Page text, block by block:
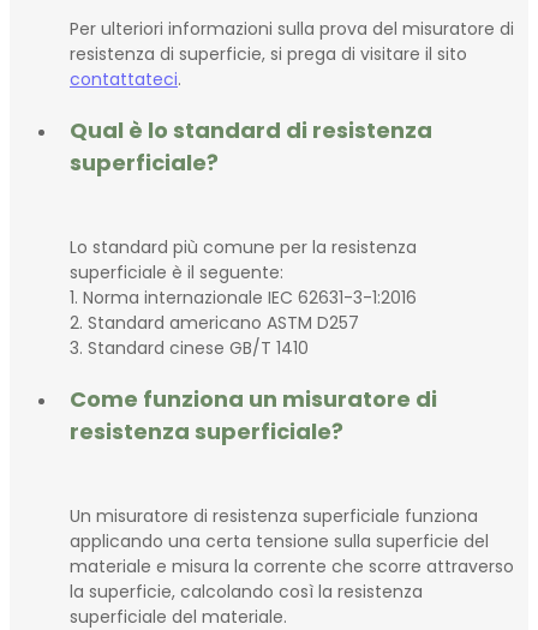
Per ulteriori informazioni sulla prova del misuratore di
resistenza di superficie, si prega di visitare il sito
contattateci.
Qual è lo standard di resistenza
superficiale?
Lo standard più comune per la resistenza
superficiale è il seguente:
1. Norma internazionale IEC 62631-3-1:2016
2. Standard americano ASTM D257
3. Standard cinese GB/T 1410
Come funziona un misuratore di
resistenza superficiale?
Un misuratore di resistenza superficiale funziona
applicando una certa tensione sulla superficie del
materiale e misura la corrente che scorre attraverso
la superficie, calcolando così la resistenza
superficiale del materiale.